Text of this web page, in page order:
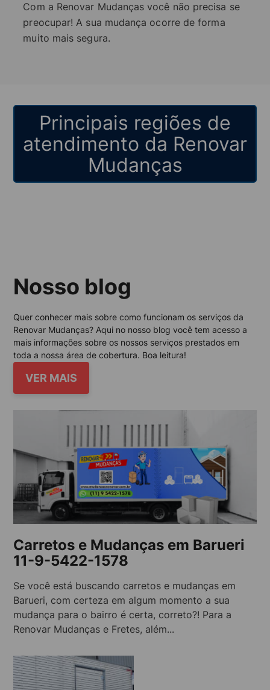
Com a Renovar Mudanças você não precisa se
preocupar! A sua mudança ocorre de forma
muito mais segura.
Principais regiões de
atendimento da Renovar
Mudanças
Nosso blog
Quer conhecer mais sobre como funcionam os serviços da
Renovar Mudanças? Aqui no nosso blog você tem acesso a
mais informações sobre os nossos serviços prestados em
toda a nossa área de cobertura. Boa leitura!
VER MAIS
Carretos e Mudanças em Barueri
11-9-5422-1578
Se você está buscando carretos e mudanças em
Barueri, com certeza em algum momento a sua
mudança para o bairro é certa, correto?! Para a
Renovar Mudanças e Fretes, além...